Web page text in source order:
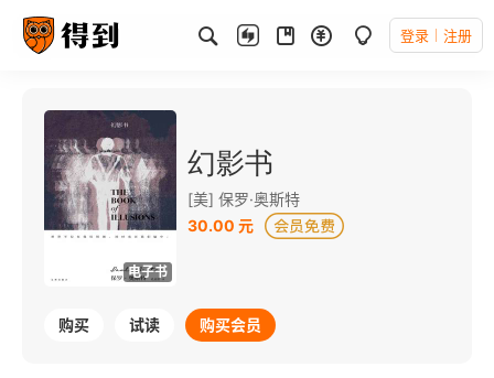
登录 注册
电子书
幻影书
[美] 保罗·奥斯特
30.00 元
购买 试读 购买会员